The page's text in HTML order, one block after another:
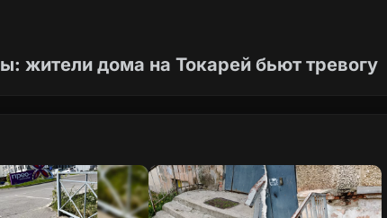
жители дома на Токарей бьют тревогу